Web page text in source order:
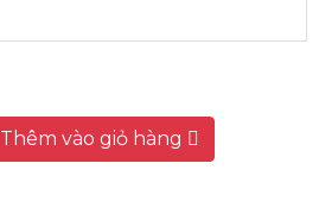
Thêm vào giỏ hàng